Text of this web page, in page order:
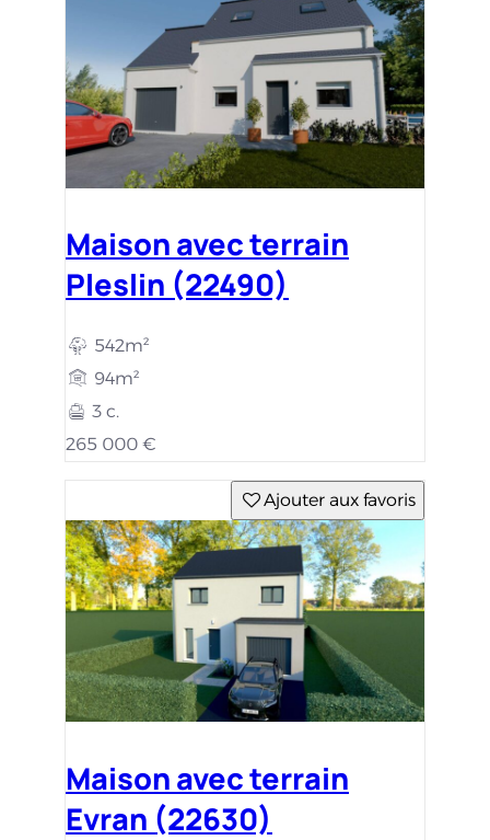
Maison avec terrain
Pleslin (22490)
542m²
94m²
3 c.
265 000 €
Ajouter aux favoris
Maison avec terrain
Evran (22630)